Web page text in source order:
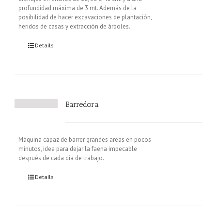
profundidad máxima de 3 mt. Además de la
posibilidad de hacer excavaciones de plantación,
heridos de casas y extracción de árboles.
Details
Barredora
Máquina capaz de barrer grandes areas en pocos
minutos, idea para dejar la faena impecable
después de cada día de trabajo.
Details